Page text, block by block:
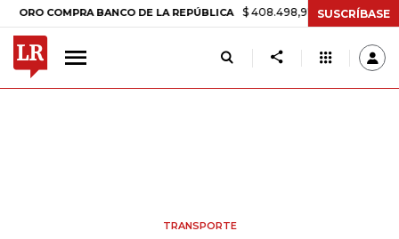
BANCO DE LA REPÚBLICA $ 408.498,97 +$ 8.753,81 +2,19%
SUSCRÍBASE
TRANSPORTE